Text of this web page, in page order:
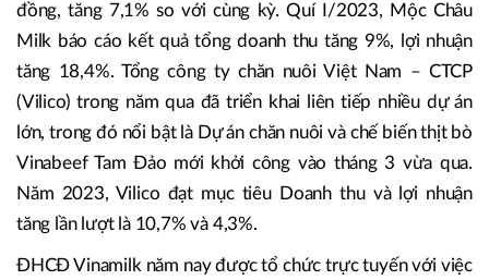
đồng, tăng 7,1% so với cùng kỳ. Quí I/2023, Mộc Châu
Milk báo cáo kết quả tổng doanh thu tăng 9%, lợi nhuận
tăng 18,4%. Tổng công ty chăn nuôi Việt Nam – CTCP
(Vilico) trong năm qua đã triển khai liên tiếp nhiều dự án
lớn, trong đó nổi bật là Dự án chăn nuôi và chế biến thịt bò
Vinabeef Tam Đảo mới khởi công vào tháng 3 vừa qua.
Năm 2023, Vilico đạt mục tiêu Doanh thu và lợi nhuận
tăng lần lượt là 10,7% và 4,3%.
ĐHCĐ Vinamilk năm nay được tổ chức trực tuyến với việc